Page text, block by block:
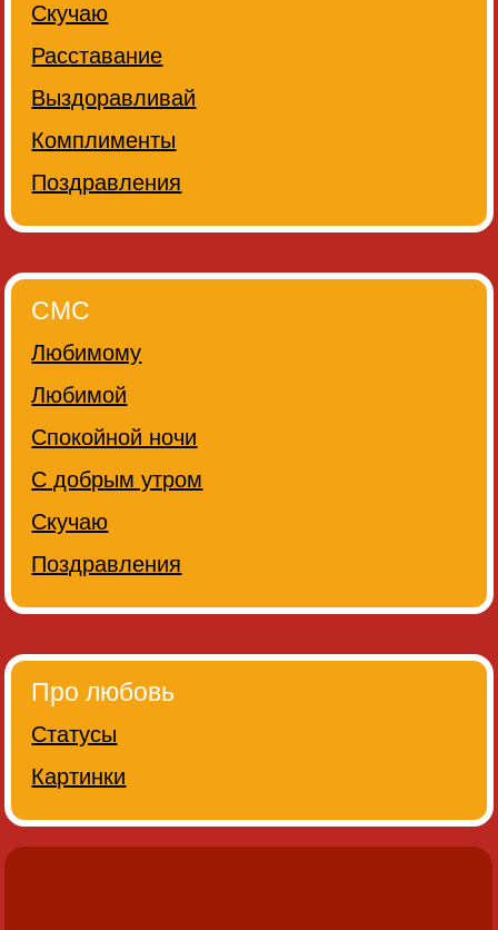
Скучаю
Расставание
Выздоравливай
Комплименты
Поздравления
СМС
Любимому
Любимой
Спокойной ночи
С добрым утром
Скучаю
Поздравления
Про любовь
Статусы
Картинки